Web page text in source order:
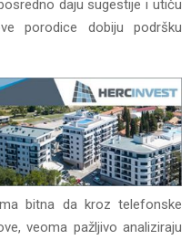
daju sugestije i utiču
porodice dobiju podršku
bitna da kroz telefonske
veoma pažljivo analiziraju